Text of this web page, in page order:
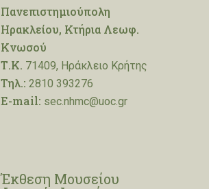
Πανεπιστημιούπολη
Ηρακλείου, Κτήρια Λεωφ.
Κνωσού
Τ.Κ. 71409, Ηράκλειο Κρήτης
Τηλ.: 2810 393276
E-mail: sec.nhmc@uoc.gr
Έκθεση Μουσείου